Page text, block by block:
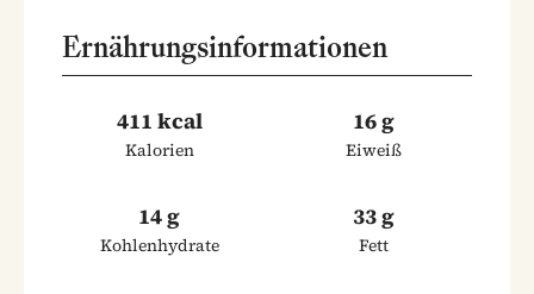
Ernährungsinformationen
411 kcal
Kalorien
16 g
Eiweiß
14 g
Kohlenhydrate
33 g
Fett